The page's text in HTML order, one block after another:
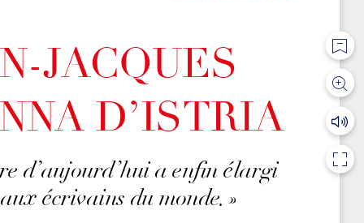
JACQUES
D’ISTRIA
d’aujourd’hui a enfin élargi
écrivains du monde. »